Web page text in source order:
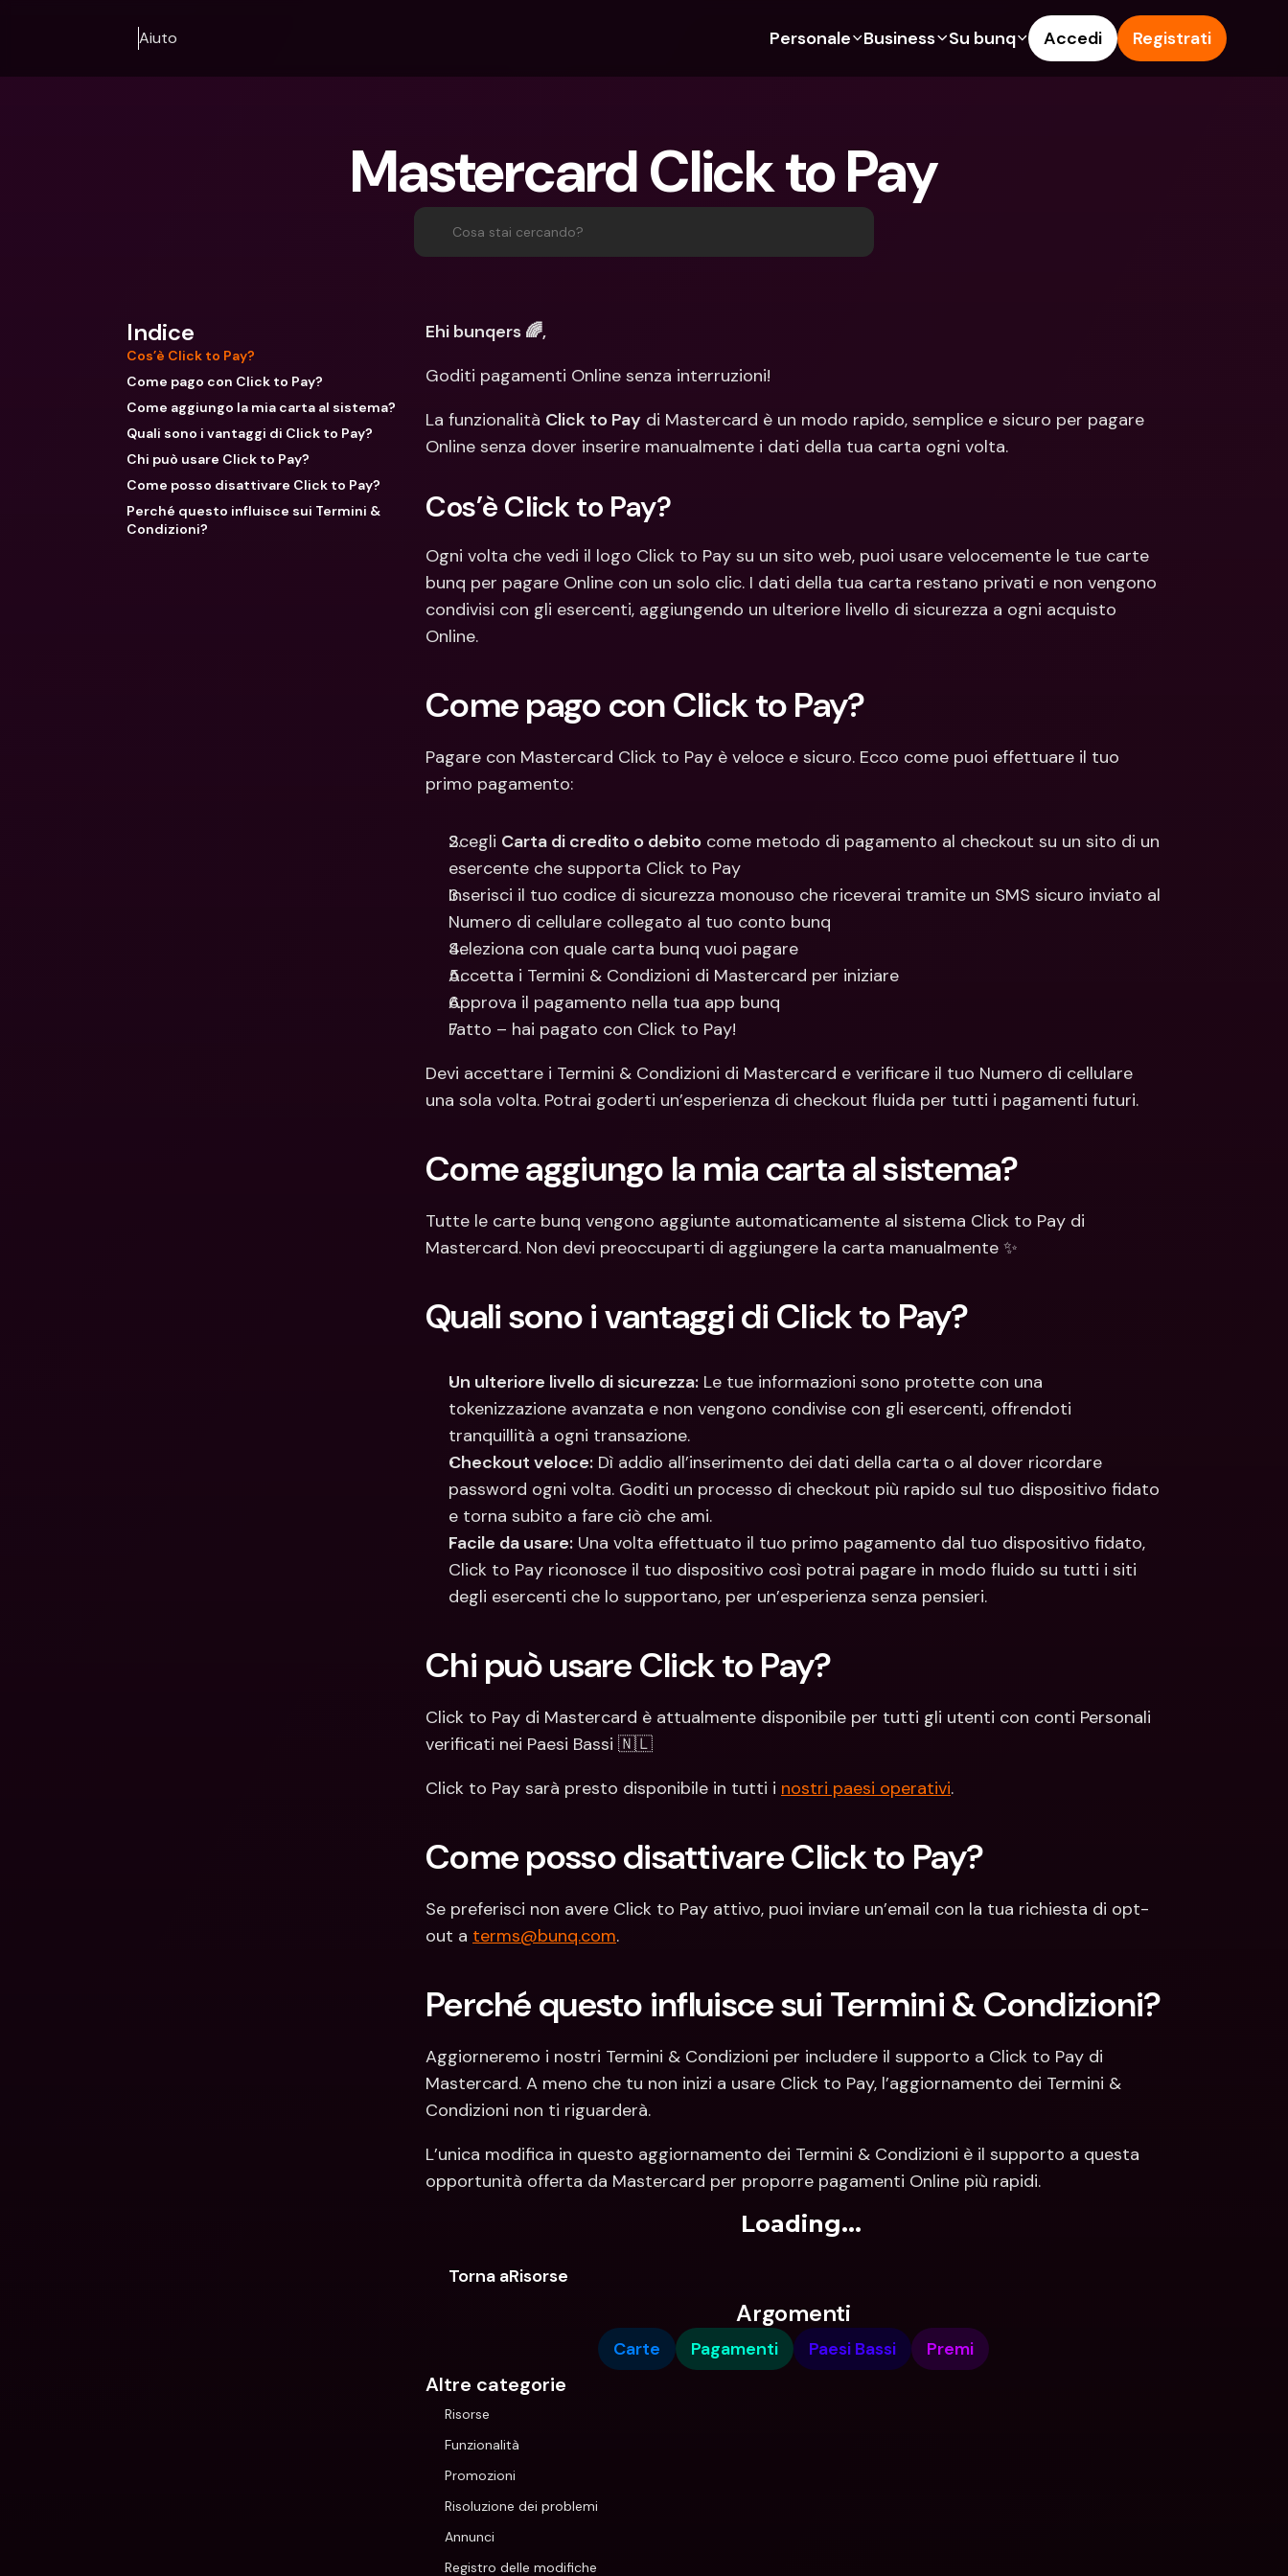
Aiuto Personale
Per expat
Per coppie
Piani
bunq Elite
Carte di Credito
Cripto
Pagamenti
Conti Bancari internazionali e
Valute estere
Business
Per freelancer
Per PMI
Confronta i piani
Carte di Credito
Valute estere e IBAN Esteri
Conti Bancari internazionali e
Valute estere
Su bunq
Sostenibilità
Stampa
Accedi Registrati
Mastercard Click to Pay
Cosa stai cercando?
Indice
Cos’è Click to Pay?
Come pago con Click to Pay?
Come aggiungo la mia carta al sistema?
Quali sono i vantaggi di Click to Pay?
Chi può usare Click to Pay?
Come posso disattivare Click to Pay?
Perché questo influisce sui Termini &
Condizioni?
Ehi bunqers 🌈,
Goditi pagamenti Online senza interruzioni!
La funzionalità Click to Pay di Mastercard è un modo rapido, semplice e sicuro per pagare
Online senza dover inserire manualmente i dati della tua carta ogni volta.
Cos’è Click to Pay?
Ogni volta che vedi il logo Click to Pay su un sito web, puoi usare velocemente le tue carte
bunq per pagare Online con un solo clic. I dati della tua carta restano privati e non vengono
condivisi con gli esercenti, aggiungendo un ulteriore livello di sicurezza a ogni acquisto
Online.
Come pago con Click to Pay?
Pagare con Mastercard Click to Pay è veloce e sicuro. Ecco come puoi effettuare il tuo
primo pagamento:
Scegli Carta di credito o debito come metodo di pagamento al checkout su un sito di un
esercente che supporta Click to Pay
Inserisci il tuo codice di sicurezza monouso che riceverai tramite un SMS sicuro inviato al
Numero di cellulare collegato al tuo conto bunq
Seleziona con quale carta bunq vuoi pagare
Accetta i Termini & Condizioni di Mastercard per iniziare
Approva il pagamento nella tua app bunq
Fatto – hai pagato con Click to Pay!
Devi accettare i Termini & Condizioni di Mastercard e verificare il tuo Numero di cellulare
una sola volta. Potrai goderti un’esperienza di checkout fluida per tutti i pagamenti futuri.
Come aggiungo la mia carta al sistema?
Tutte le carte bunq vengono aggiunte automaticamente al sistema Click to Pay di
Mastercard. Non devi preoccuparti di aggiungere la carta manualmente ✨
Quali sono i vantaggi di Click to Pay?
Un ulteriore livello di sicurezza: Le tue informazioni sono protette con una
tokenizzazione avanzata e non vengono condivise con gli esercenti, offrendoti
tranquillità a ogni transazione.
Checkout veloce: Dì addio all’inserimento dei dati della carta o al dover ricordare
password ogni volta. Goditi un processo di checkout più rapido sul tuo dispositivo fidato
e torna subito a fare ciò che ami.
Facile da usare: Una volta effettuato il tuo primo pagamento dal tuo dispositivo fidato,
Click to Pay riconosce il tuo dispositivo così potrai pagare in modo fluido su tutti i siti
degli esercenti che lo supportano, per un’esperienza senza pensieri.
Chi può usare Click to Pay?
Click to Pay di Mastercard è attualmente disponibile per tutti gli utenti con conti Personali
verificati nei Paesi Bassi 🇳🇱
Click to Pay sarà presto disponibile in tutti i nostri paesi operativi.
Come posso disattivare Click to Pay?
Se preferisci non avere Click to Pay attivo, puoi inviare un’email con la tua richiesta di opt-
out a terms@bunq.com.
Perché questo influisce sui Termini & Condizioni?
Aggiorneremo i nostri Termini & Condizioni per includere il supporto a Click to Pay di
Mastercard. A meno che tu non inizi a usare Click to Pay, l’aggiornamento dei Termini &
Condizioni non ti riguarderà.
L’unica modifica in questo aggiornamento dei Termini & Condizioni è il supporto a questa
opportunità offerta da Mastercard per proporre pagamenti Online più rapidi.
Loading...
Torna aRisorse
Argomenti
Carte Pagamenti Paesi Bassi Premi
Altre categorie
Risorse
Funzionalità
Promozioni
Risoluzione dei problemi
Annunci
Registro delle modifiche